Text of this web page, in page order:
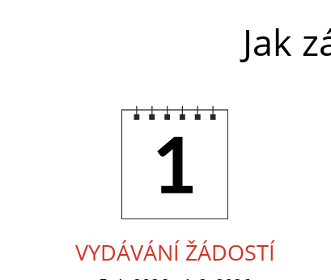
Jak
VYDÁVÁNÍ ŽÁDOSTÍ